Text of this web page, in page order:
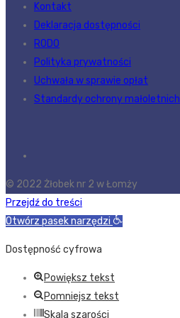
Kontakt
Deklaracja dostępności
RODO
Polityka prywatności
Uchwała w sprawie opłat
Standardy ochrony małoletnich
© 2022 Żłobek nr 2 w Łomży
Przejdź do treści
Otwórz pasek narzędzi
Dostępność cyfrowa
Powiększ tekst
Pomniejsz tekst
Skala szarości